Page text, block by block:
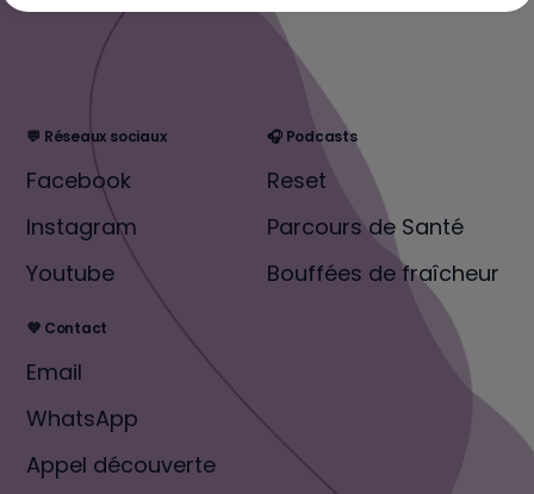
💬 Réseaux sociaux
Facebook
Instagram
Youtube
🎧 Podcasts
Reset
Parcours de Santé
Bouffées de fraîcheur
💜 Contact
Email
WhatsApp
Appel découverte